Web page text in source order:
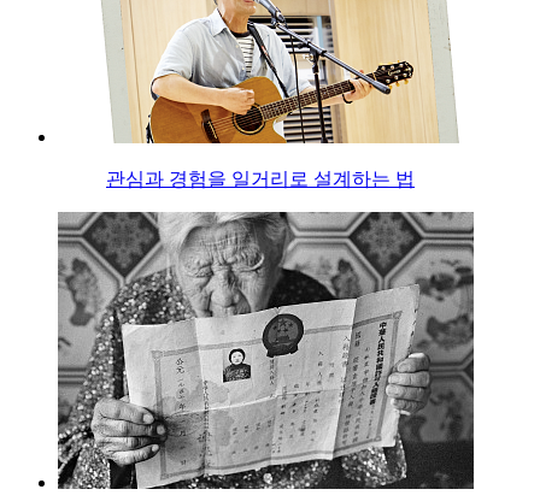
관심과 경험을 일거리로 설계하는 법